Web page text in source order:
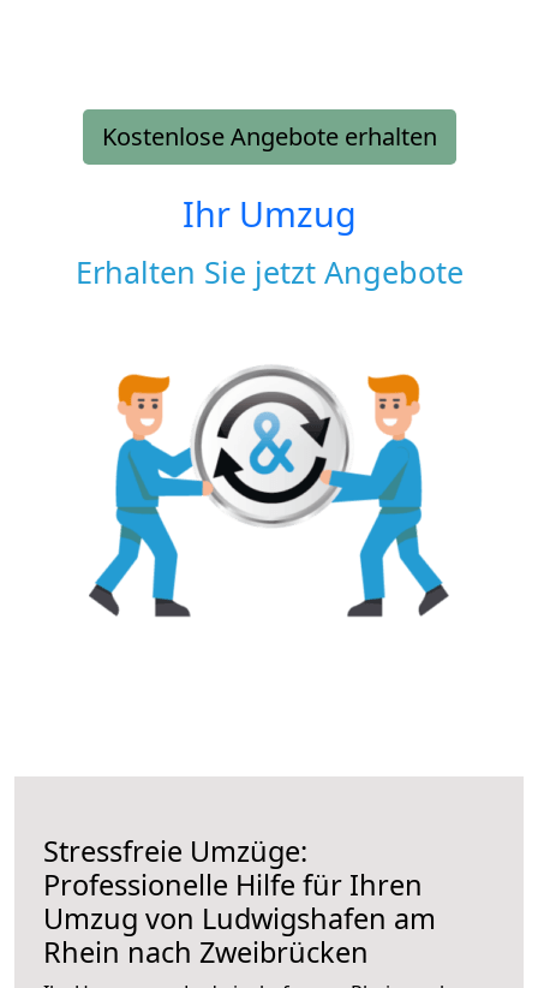
Kostenlose Angebote erhalten
Ihr Umzug
Erhalten Sie jetzt Angebote
Stressfreie Umzüge:
Professionelle Hilfe für Ihren
Umzug von Ludwigshafen am
Rhein nach Zweibrücken